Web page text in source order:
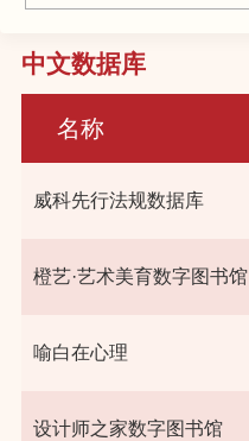
中文数据库
名称
威科先行法规数据库
橙艺·艺术美育数字图书馆
喻白在心理
设计师之家数字图书馆